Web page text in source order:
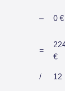
– 0 €
=
€
/ 12